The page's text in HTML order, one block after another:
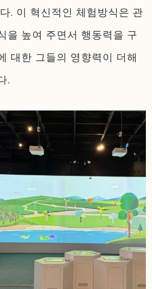
. 이 혁신적인 체험방식은 관
을 높여 주면서 행동력을 구
대한 그들의 영향력이 더해
.